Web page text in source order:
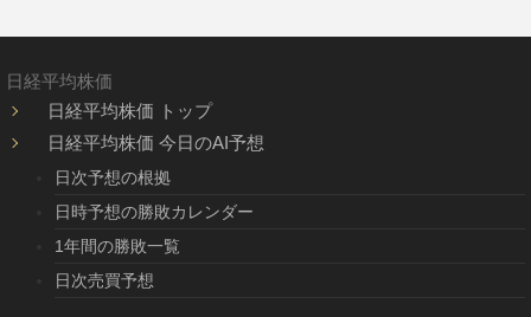
日経平均株価
日経平均株価 トップ
日経平均株価 今日のAI予想
日次予想の根拠
日時予想の勝敗カレンダー
1年間の勝敗一覧
日次売買予想